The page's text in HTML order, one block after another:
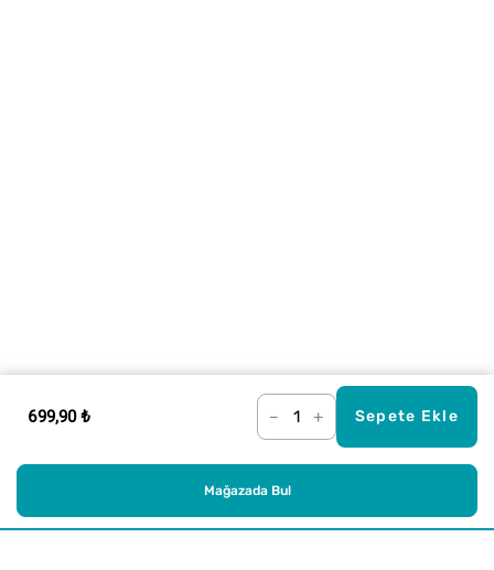
699,90 ₺ – + Sepete Ekle
Mağazada Bul